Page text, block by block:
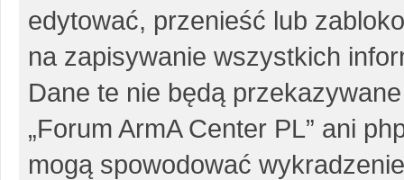
edytować, przenieść lub
na zapisywanie wszystkich
Dane te nie będą
„Forum ArmA Center PL” ani
mogą spowodować